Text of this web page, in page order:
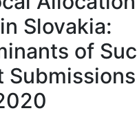
Slovakia:
of